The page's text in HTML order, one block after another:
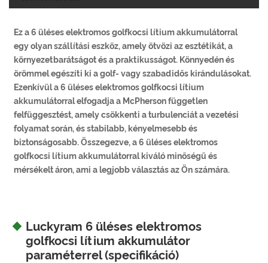
Ez a 6 üléses elektromos golfkocsi lítium akkumulátorral
egy olyan szállítási eszköz, amely ötvözi az esztétikát, a
környezetbarátságot és a praktikusságot. Könnyedén és
örömmel egészíti ki a golf- vagy szabadidős kirándulásokat.
Ezenkívül a 6 üléses elektromos golfkocsi lítium
akkumulátorral elfogadja a McPherson független
felfüggesztést, amely csökkenti a turbulenciát a vezetési
folyamat során, és stabilabb, kényelmesebb és
biztonságosabb. Összegezve, a 6 üléses elektromos
golfkocsi lítium akkumulátorral kiváló minőségű és
mérsékelt áron, ami a legjobb választás az Ön számára.
Luckyram 6 üléses elektromos
golfkocsi lítium akkumulátor
paraméterrel (specifikáció)